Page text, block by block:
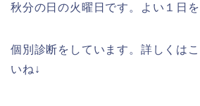
秋分の日の火曜日です。よい１日
個別診断をしています。詳しくは
いね↓